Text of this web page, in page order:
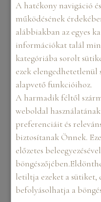
A hatékony navigáció
működésének
alábbiakban az egyes
információkat talál
kategóriába sorolt
ezek elengedhetetlenül
alapvető funkcióihoz.
A harmadik féltől
weboldal
preferenciáit és
biztosítanak Önnek.
előzetes
letiltja ezeket a sütiket,
befolyásolhatja a
MI
FOTÓST?
Portfólió és